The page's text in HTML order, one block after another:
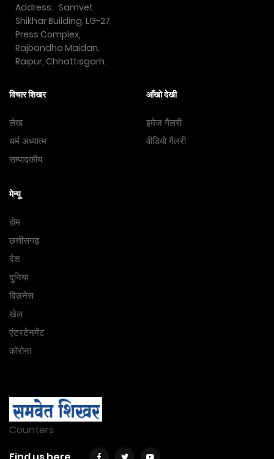
Address: Samvet
Shikhar Building, LG-27,
Press Complex,
Rajbandha Maidan,
Raipur, Chhattisgarh.
विचार शिखर
लेख
धर्म अध्यात्म
सम्पादकीय
आँखो देखी
इमेज गैलरी
वीडियो गैलरी
मेन्यू
होम
छत्तीसगढ़
देश
दुनिया
बिज़नेस
खेल
एंटरटेनमेंट
कोरोना
Counters